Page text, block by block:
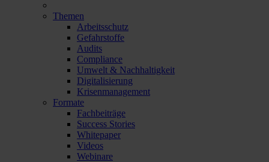
Themen
Arbeitsschutz
Gefahrstoffe
Audits
Compliance
Umwelt & Nachhaltigkeit
Digitalisierung
Krisenmanagement
Formate
Fachbeiträge
Success Stories
Whitepaper
Videos
Webinare